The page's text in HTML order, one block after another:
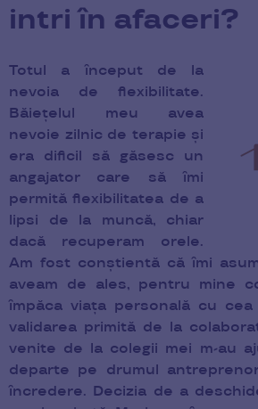
intri în afaceri?
Totul a început de la
nevoia de flexibilitate.
Băiețelul meu avea
nevoie zilnic de terapie și
era dificil să găsesc un
angajator care să îmi
permită flexibilitatea de a
lipsi de la muncă, chiar
dacă recuperam orele.
Am fost conștientă că îmi
aveam de ales, pentru mine
împăca viața personală cu
validarea primită de la
venite de la colegii mei m-au
departe pe drumul
încredere. Decizia de a